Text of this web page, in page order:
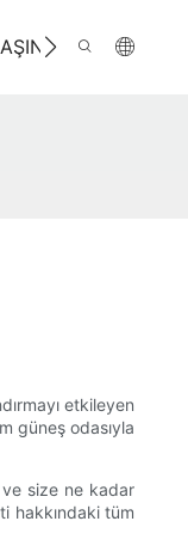
etkileyen
güneş odasıyla
ve size ne kadar
hakkındaki tüm